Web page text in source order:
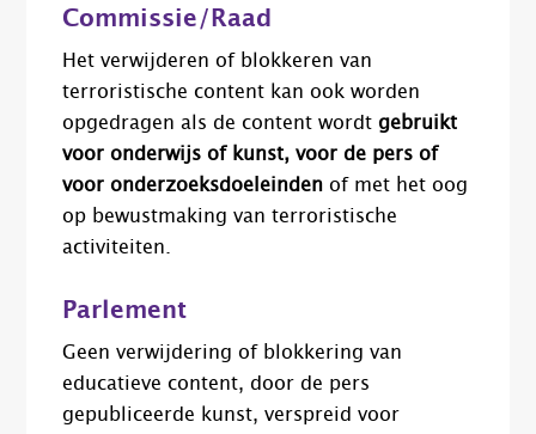
Commissie/Raad
Het verwijderen of blokkeren van
terroristische content kan ook worden
opgedragen als de content wordtgebruikt
voor onderwijs of kunst, voor de pers of
voor onderzoeksdoeleinden of met het oog
op bewustmaking van terroristische
activiteiten.
Parlement
Geen verwijdering of blokkering van
educatieve content, door de pers
gepubliceerde kunst, verspreid voor